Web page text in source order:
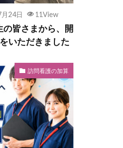
24日 11View
の皆さまから、開
いただきました
訪問看護の加算